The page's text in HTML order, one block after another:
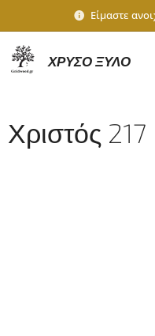
Είμαστε
ΧΡΥΣΟ ΞΥΛΟ
Χριστός 217